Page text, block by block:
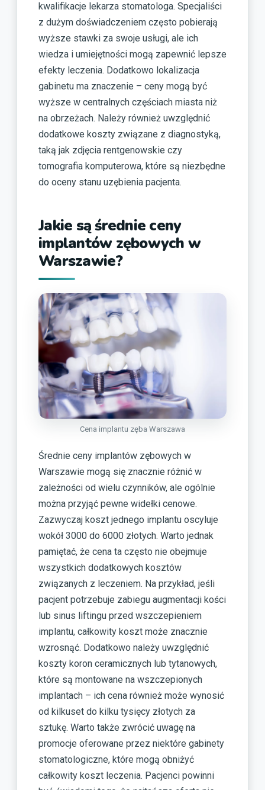
kwalifikacje lekarza stomatologa. Specjaliści
z dużym doświadczeniem często pobierają
wyższe stawki za swoje usługi, ale ich
wiedza i umiejętności mogą zapewnić lepsze
efekty leczenia. Dodatkowo lokalizacja
gabinetu ma znaczenie – ceny mogą być
wyższe w centralnych częściach miasta niż
na obrzeżach. Należy również uwzględnić
dodatkowe koszty związane z diagnostyką,
taką jak zdjęcia rentgenowskie czy
tomografia komputerowa, które są niezbędne
do oceny stanu uzębienia pacjenta.
Jakie są średnie ceny
implantów zębowych w
Warszawie?
Cena implantu zęba Warszawa
Średnie ceny implantów zębowych w
Warszawie mogą się znacznie różnić w
zależności od wielu czynników, ale ogólnie
można przyjąć pewne widełki cenowe.
Zazwyczaj koszt jednego implantu oscyluje
wokół 3000 do 6000 złotych. Warto jednak
pamiętać, że cena ta często nie obejmuje
wszystkich dodatkowych kosztów
związanych z leczeniem. Na przykład, jeśli
pacjent potrzebuje zabiegu augmentacji kości
lub sinus liftingu przed wszczepieniem
implantu, całkowity koszt może znacznie
wzrosnąć. Dodatkowo należy uwzględnić
koszty koron ceramicznych lub tytanowych,
które są montowane na wszczepionych
implantach – ich cena również może wynosić
od kilkuset do kilku tysięcy złotych za
sztukę. Warto także zwrócić uwagę na
promocje oferowane przez niektóre gabinety
stomatologiczne, które mogą obniżyć
całkowity koszt leczenia. Pacjenci powinni